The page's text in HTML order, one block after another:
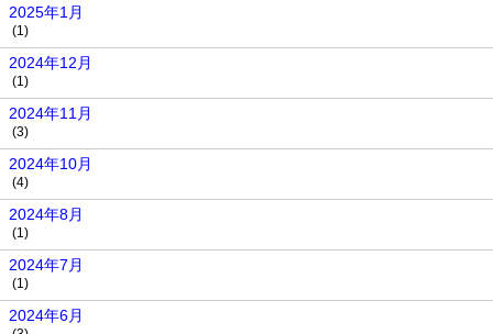
2025年1月
(1)
2024年12月
(1)
2024年11月
(3)
2024年10月
(4)
2024年8月
(1)
2024年7月
(1)
2024年6月